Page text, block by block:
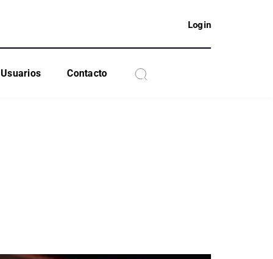
Login
Usuarios Contacto